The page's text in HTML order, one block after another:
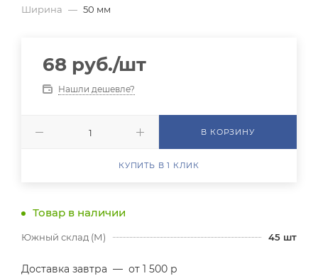
Ширина — 50 мм
68 руб./шт
Нашли дешевле?
В КОРЗИНУ
КУПИТЬ В 1 КЛИК
Товар в наличии
Южный склад (М) 45 шт
Доставка завтра — от 1 500 р